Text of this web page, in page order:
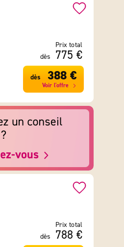
Prix total
dès
775 €
dès 388 €
Voir l'offre
Prix total
dès
788 €